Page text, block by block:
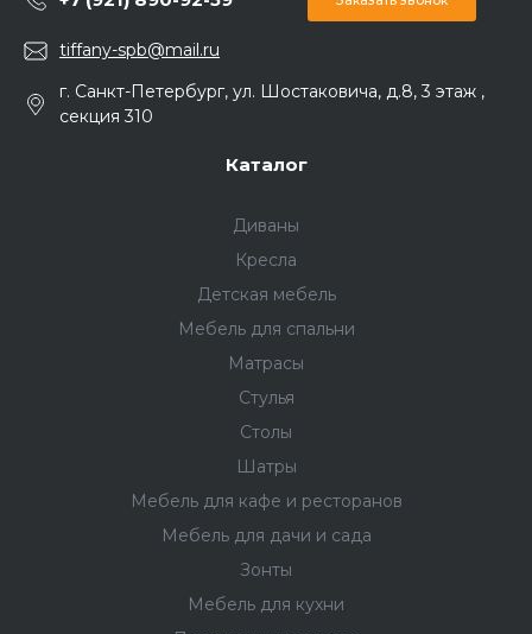
tiffany-spb@mail.ru
г. Санкт-Петербург, ул. Шостаковича, д.8, 3 этаж ,
секция 310
Каталог
Диваны
Кресла
Детская мебель
Мебель для спальни
Матрасы
Стулья
Столы
Шатры
Мебель для кафе и ресторанов
Мебель для дачи и сада
Зонты
Мебель для кухни